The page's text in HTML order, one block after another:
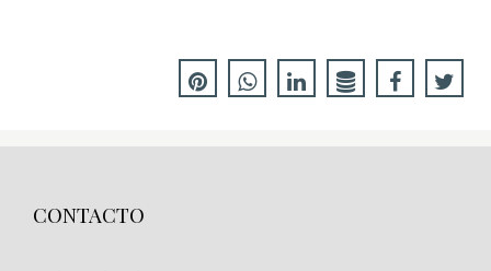
CONTACTO